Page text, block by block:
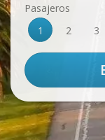
Pasajeros
1
2 3